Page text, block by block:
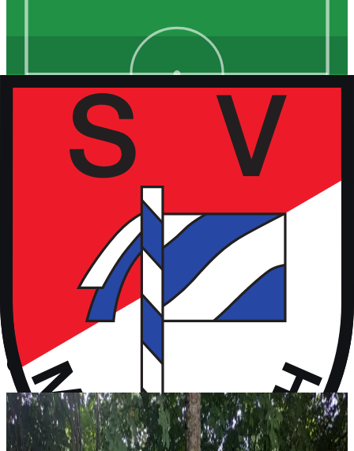
Kunstrasen
vor 10 Monaten
Aktuelles
Neuigkeiten aus dem Vereinsleben und kommende Termine